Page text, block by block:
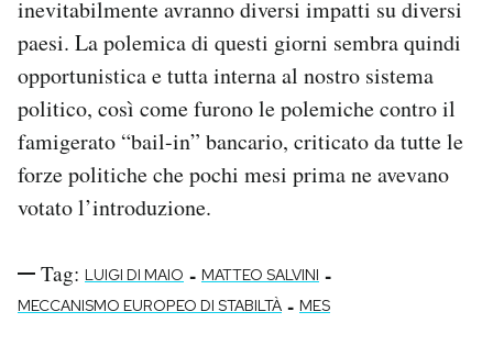
inevitabilmente avranno diversi impatti su diversi
paesi. La polemica di questi giorni sembra quindi
opportunistica e tutta interna al nostro sistema
politico, così come furono le polemiche contro il
famigerato “bail-in” bancario, criticato da tutte le
forze politiche che pochi mesi prima ne avevano
votato l’introduzione.
Tag: LUIGI DI MAIO - MATTEO SALVINI -
MECCANISMO EUROPEO DI STABILTÀ - MES